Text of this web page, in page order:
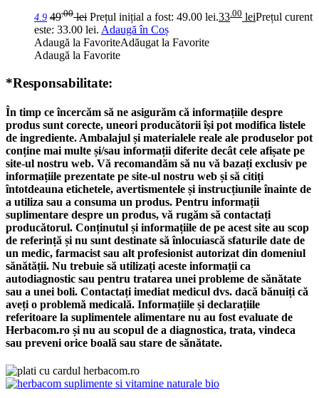
4.9 49.00 lei Prețul inițial a fost: 49.00 lei.33 .00 leiPrețul curent
este: 33.00 lei. Adaugă în Coș
Adaugă la FavoriteAdăugat la Favorite
Adaugă la Favorite
*Responsabilitate:
În timp ce încercăm să ne asigurăm că informațiile despre
produs sunt corecte, uneori producătorii își pot modifica listele
de ingrediente. Ambalajul și materialele reale ale produselor pot
conține mai multe și/sau informații diferite decât cele afișate pe
site-ul nostru web. Vă recomandăm să nu vă bazați exclusiv pe
informațiile prezentate pe site-ul nostru web și să citiți
întotdeauna etichetele, avertismentele și instrucțiunile înainte de
a utiliza sau a consuma un produs. Pentru informații
suplimentare despre un produs, vă rugăm să contactați
producătorul. Conținutul și informațiile de pe acest site au scop
de referință și nu sunt destinate să înlocuiască sfaturile date de
un medic, farmacist sau alt profesionist autorizat din domeniul
sănătății. Nu trebuie să utilizați aceste informații ca
autodiagnostic sau pentru tratarea unei probleme de sănătate
sau a unei boli. Contactați imediat medicul dvs. dacă bănuiți că
aveți o problemă medicală. Informațiile și declarațiile
referitoare la suplimentele alimentare nu au fost evaluate de
Herbacom.ro și nu au scopul de a diagnostica, trata, vindeca
sau preveni orice boală sau stare de sănătate.